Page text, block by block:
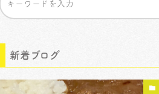
新着ブログ